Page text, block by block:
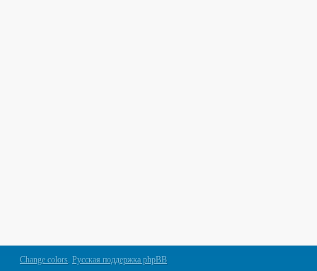
Change colors. Русская поддержка phpBB